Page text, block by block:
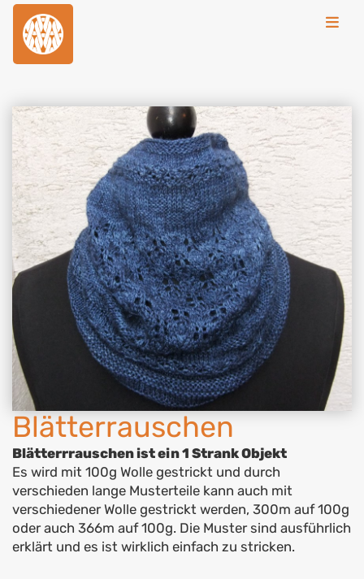
Blätterrauschen
Blätterrrauschen ist ein 1 Strank Objekt
Es wird mit 100g Wolle gestrickt und durch
verschieden lange Musterteile kann auch mit
verschiedener Wolle gestrickt werden, 300m auf 100g
oder auch 366m auf 100g. Die Muster sind ausführlich
erklärt und es ist wirklich einfach zu stricken.